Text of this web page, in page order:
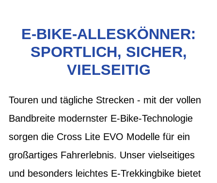
E-BIKE-ALLESKÖNNER:
SPORTLICH, SICHER,
VIELSEITIG
Touren und tägliche Strecken - mit der vollen
Bandbreite modernster E-Bike-Technologie
sorgen die Cross Lite EVO Modelle für ein
großartiges Fahrerlebnis. Unser vielseitiges
und besonders leichtes E-Trekkingbike bietet